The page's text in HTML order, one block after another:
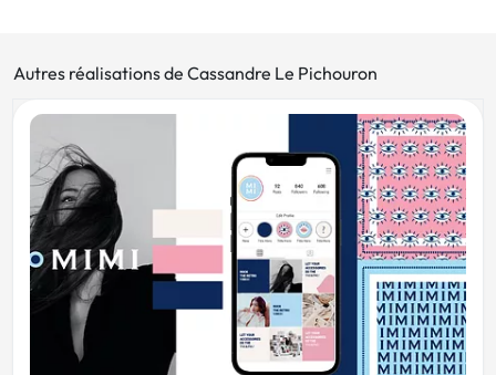
Autres réalisations de Cassandre Le Pichouron